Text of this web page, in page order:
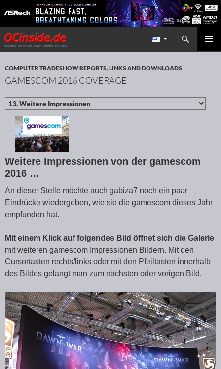
Redaktion ocinside.de PC Hardware Portal International
Search
SKIP TO CONTENT
COMPUTER TRADESHOW REPORTS,LINKS AND DOWNLOADS
GAMESCOM 2016 COVERAGE
Weitere Impressionen von der gamescom
2016 …
An dieser Stelle möchte auch gabiza7 noch ein paar
Eindrücke wiedergeben, wie sie die gamescom dieses Jahr
empfunden hat.
Mit einem Klick auf folgendes Bild öffnet sich die Galerie
mit weiteren gamescom Impressionen Bildern. Mit den
Cursortasten rechts/links oder mit den Pfeiltasten innerhalb
des Bildes gelangt man zum nächsten oder vorigen Bild.